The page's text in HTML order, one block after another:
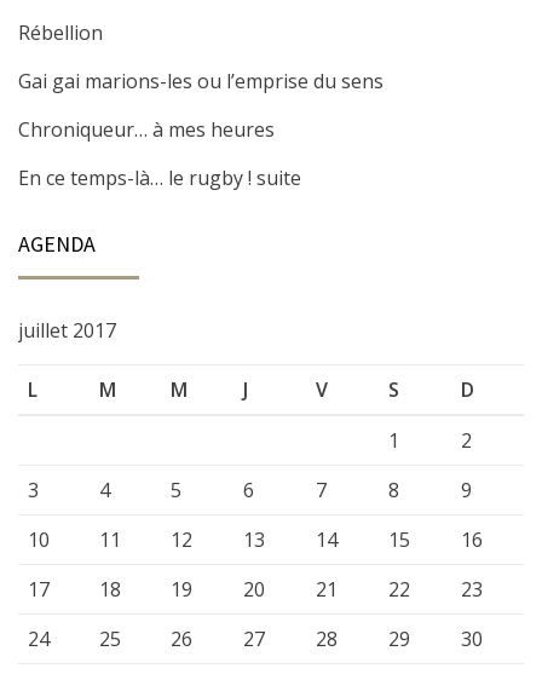
Rébellion
Gai gai marions-les ou l’emprise du sens
Chroniqueur… à mes heures
En ce temps-là… le rugby ! suite
AGENDA
juillet 2017
L M M J V S
D
1
2
3
4 5 6 7 8
9
10
11 12 13 14 15
16
17
18 19 20 21 22
23
24
25 26 27 28 29
30